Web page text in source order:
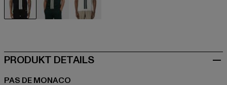
PRODUKT DETAILS
PAS DE MONACO